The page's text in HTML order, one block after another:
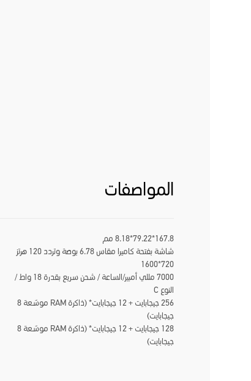
المواصفات
167.8*79.22*8.18 مم
شاشة بفتحة كاميرا مقاس 6.78 بوصة وتردد 120 هرتز
720*1600
7000 مللي أمبير/الساعة / شحن سريع بقدرة 18 واط /
النوع C
256 جيجابايت + 12 جيجابايت* (ذاكرة RAM موسّعة 8
جيجابايت)
128 جيجابايت + 12 جيجابايت* (ذاكرة RAM موسّعة 8
جيجابايت)